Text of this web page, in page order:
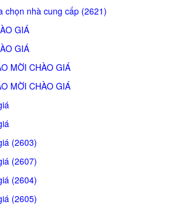
chọn nhà cung cấp (2621)
GIÁ
GIÁ
MỜI CHÀO GIÁ
MỜI CHÀO GIÁ
(2603)
(2607)
(2604)
(2605)